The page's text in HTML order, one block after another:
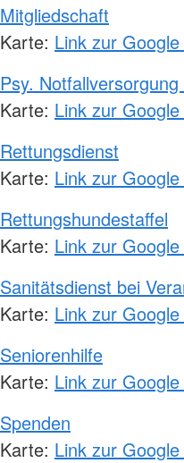
Mitgliedschaft
Karte: Link zur
Psy.
Karte: Link zur
Rettungsdienst
Karte: Link zur
Rettungshundestaffel
Karte: Link zur
Sanitätsdienst bei
Karte: Link zur
Seniorenhilfe
Karte: Link zur
Spenden
Karte: Link zur